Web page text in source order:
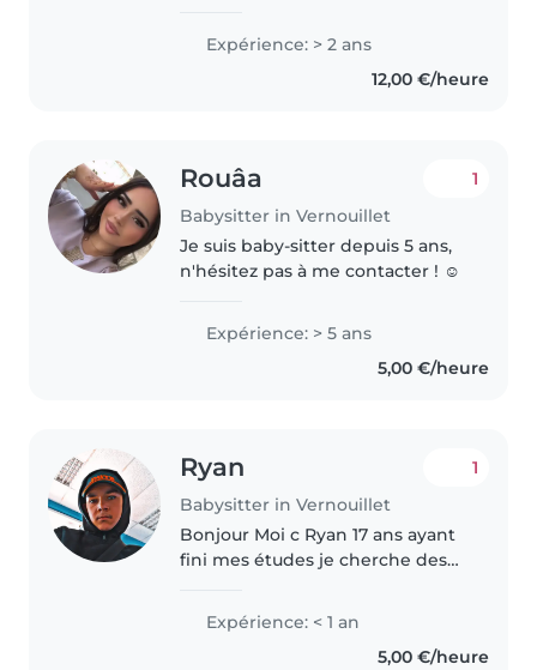
dynamique. je favorise les jeux et
les sorties plein air. La sécurité
Expérience: > 2 ans
12,00 €/heure
Rouâa
Babysitter in Vernouillet
1
Je suis baby-sitter depuis 5 ans,
n'hésitez pas à me contacter ! ☺️
Expérience: > 5 ans
5,00 €/heure
Ryan
Babysitter in Vernouillet
1
Bonjour Moi c Ryan 17 ans ayant
fini mes études je cherche des
commencer un emploi j'ai le
l'expérience avec les enfants j'ai
Expérience: < 1 an
5,00 €/heure